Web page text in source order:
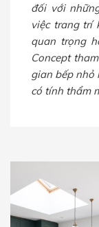
đối với
việc trang trí
quan trọng
Concept
gian bếp nhỏ
có tính thẩm